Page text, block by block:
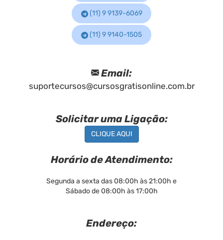
(11) 9 9139-6069
(11) 9 9140-1505
Email:
suportecursos@cursosgratisonline.com.br
Solicitar uma Ligação:
CLIQUE AQUI
Horário de Atendimento:
Segunda a sexta das 08:00h às 21:00h e
Sábado de 08:00h às 17:00h
Endereço: